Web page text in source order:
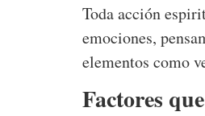
Toda acción
emociones,
elementos como
Factores